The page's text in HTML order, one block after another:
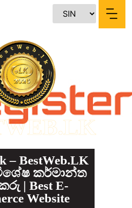
– BestWeb.LK
කර්මාන්ත
| Best E-
Website